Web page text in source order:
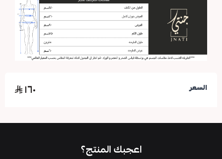
السعر ١٦٠
اعجبك المنتج؟